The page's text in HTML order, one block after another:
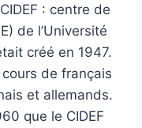
: centre de
de l’Université
créé en 1947.
de français
et allemands.
que le CIDEF